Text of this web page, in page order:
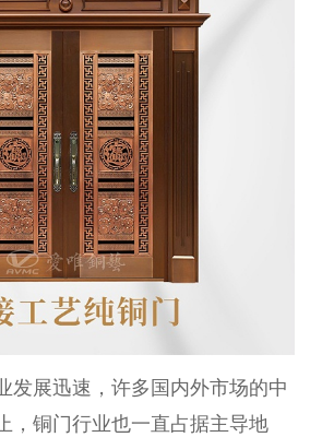
发展迅速，许多国内外市场的中
，铜门行业也一直占据主导地